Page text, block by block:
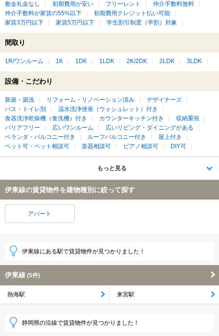
敷金礼金なし 初期費用が安い フリーレント
仲介手数料無料
仲介手数料が家賃の55%以下
初期費用クレジット払い可能
家賃3万円以下
家賃5万円以下 学生割引制度（学割）対象
間取り
1R/ワンルーム 1K 1DK 1LDK 2K/2DK 2LDK 3LDK
設備・こだわり
新築・築浅 リフォーム・リノベーション済み
デザイナーズ
バス・トイレ別
温水洗浄便座（ウォシュレット）付き
食器洗浄乾燥機（食洗機）付き
カウンターキッチン付き
収納重視
バリアフリー
広いワンルーム
広いリビング・ダイニングがある
ベランダ・バルコニー付き
ルーフバルコニー付き
屋上付き
ペット可・ペット相談可
楽器相談可 ピアノ相談可 DIY可
もっと見る
伊東線の賃貸物件を建物種別に絞って探す
アパート
伊東線にある駅で賃貸物件が見つかりました！
伊東線 (5件)
熱海駅 来宮駅
静岡県の沿線で賃貸物件が見つかりました！